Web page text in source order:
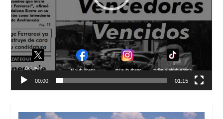
00:00 01:15